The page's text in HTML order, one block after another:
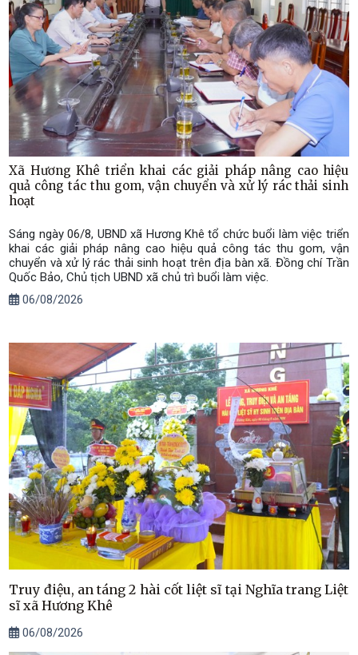
Xã Hương Khê triển khai các giải pháp nâng cao hiệu
quả công tác thu gom, vận chuyển và xử lý rác thải sinh
hoạt
Sáng ngày 06/8, UBND xã Hương Khê tổ chức buổi làm việc triển
khai các giải pháp nâng cao hiệu quả công tác thu gom, vận
chuyển và xử lý rác thải sinh hoạt trên địa bàn xã. Đồng chí Trần
Quốc Bảo, Chủ tịch UBND xã chủ trì buổi làm việc.
06/08/2026
Truy điệu, an táng 2 hài cốt liệt sĩ tại Nghĩa trang Liệt
sĩ xã Hương Khê
06/08/2026